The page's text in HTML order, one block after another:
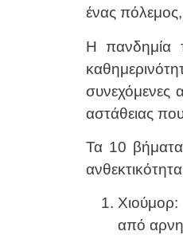
ένας
Η πανδημία
συνεχόμενες
αστάθειας
Τα 10
Χιούμορ:
από